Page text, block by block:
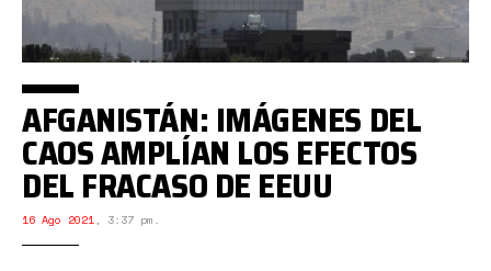
AFGANISTÁN: IMÁGENES DEL
CAOS AMPLÍAN LOS EFECTOS
DEL FRACASO DE EEUU
16 Ago 2021, 3:37 pm.